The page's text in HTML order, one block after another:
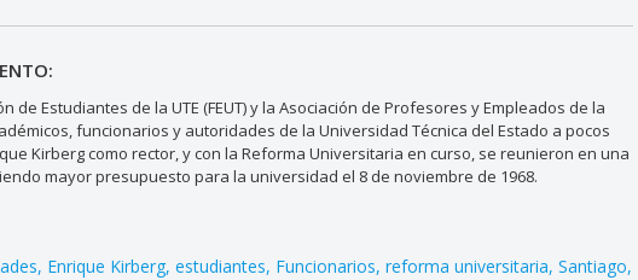
de Estudiantes de la UTE (FEUT) y la Asociación de Profesores y Empleados de la
funcionarios y autoridades de la Universidad Técnica del Estado a pocos
Kirberg como rector, y con la Reforma Universitaria en curso, se reunieron en una
mayor presupuesto para la universidad el 8 de noviembre de 1968.
Enrique Kirberg estudiantes Funcionarios reforma universitaria Santiago